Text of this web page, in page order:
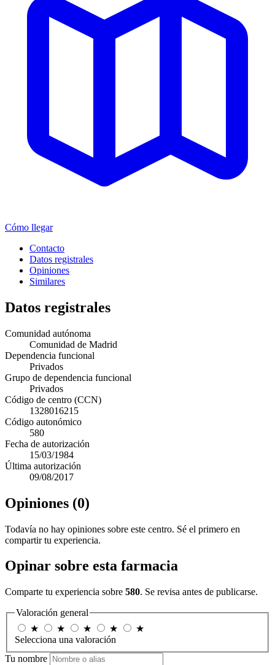
Cómo llegar
Contacto
Datos registrales
Opiniones
Similares
Datos registrales
Comunidad autónoma
Comunidad de Madrid
Dependencia funcional
Privados
Grupo de dependencia funcional
Privados
Código de centro (CCN)
1328016215
Código autonómico
580
Fecha de autorización
15/03/1984
Última autorización
09/08/2017
Opiniones (0)
Todavía no hay opiniones sobre este centro. Sé el primero en
compartir tu experiencia.
Opinar sobre esta farmacia
Comparte tu experiencia sobre 580. Se revisa antes de publicarse.
Valoración general
★
★ ★ ★
★
Selecciona una valoración
Tu nombre